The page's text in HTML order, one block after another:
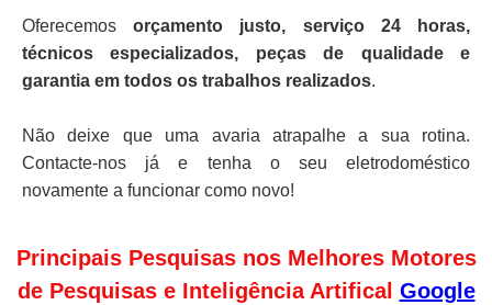
Oferecemosorçamento justo, serviço 24 horas,
técnicos especializados, peças de qualidade e
garantia em todos os trabalhos realizados.
Não deixe que uma avaria atrapalhe a sua rotina.
Contacte-nos já e tenha o seu eletrodoméstico
novamente a funcionar como novo!
Principais Pesquisas nos Melhores Motores
de Pesquisas e Inteligência Artifical Google